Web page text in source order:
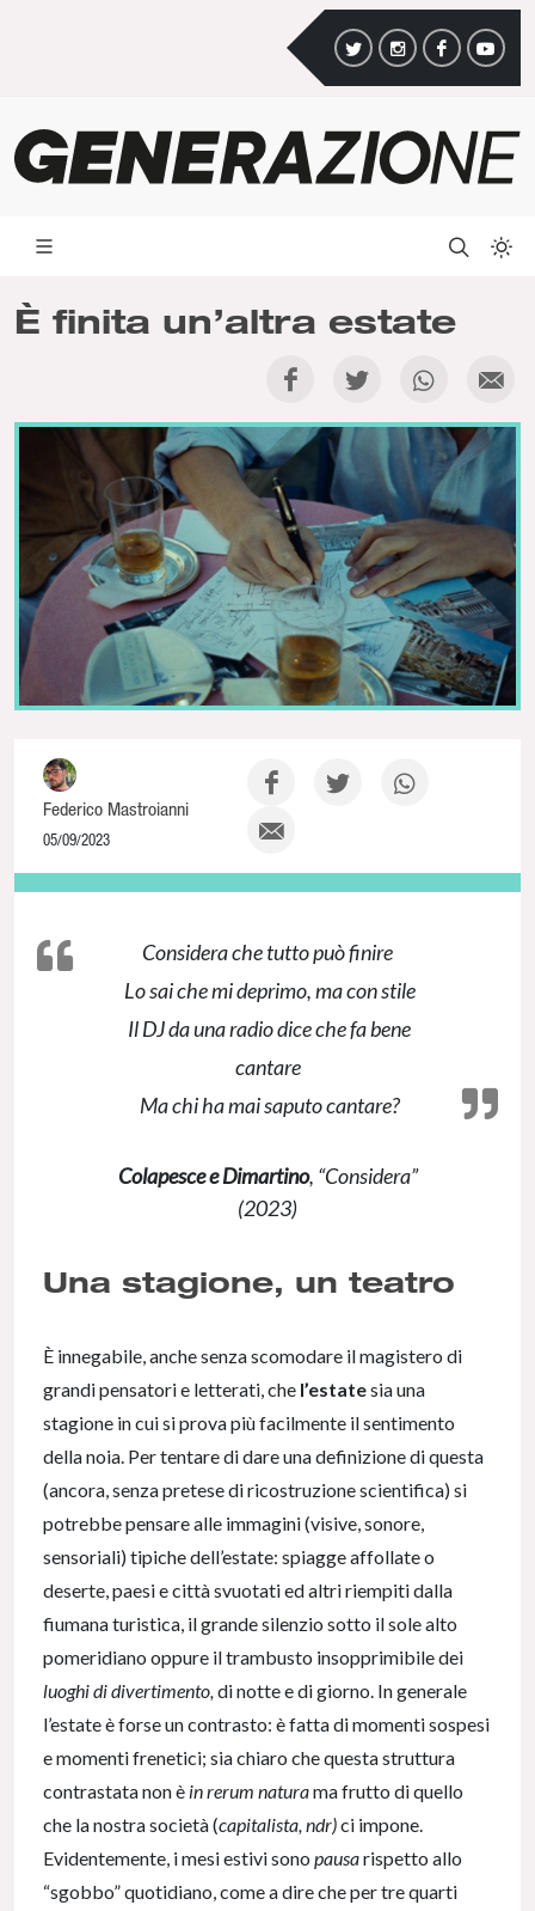
È finita un’altra estate
Federico Mastroianni
05/09/2023
NaN% Complete
Considera che tutto può finire
Lo sai che mi deprimo, ma con stile
Il DJ da una radio dice che fa bene
cantare
Ma chi ha mai saputo cantare?
Colapesce e Dimartino, “Considera”
(2023)
Una stagione, un teatro
È innegabile, anche senza scomodare il magistero di
grandi pensatori e letterati, che l’estatesia una
stagione in cui si prova più facilmente il sentimento
della noia. Per tentare di dare una definizione di questa
(ancora, senza pretese di ricostruzione scientifica) si
potrebbe pensare alle immagini (visive, sonore,
sensoriali) tipiche dell’estate: spiagge affollate o
deserte, paesi e città svuotati ed altri riempiti dalla
fiumana turistica, il grande silenzio sotto il sole alto
pomeridiano oppure il trambusto insopprimibile dei
luoghi di divertimento,di notte e di giorno. In generale
l’estate è forse un contrasto: è fatta di momenti sospesi
e momenti frenetici; sia chiaro che questa struttura
contrastata non è in rerum naturama frutto di quello
che la nostra società (capitalista, ndr)ci impone.
Evidentemente, i mesi estivi sono pausarispetto allo
“sgobbo” quotidiano, come a dire che per tre quarti